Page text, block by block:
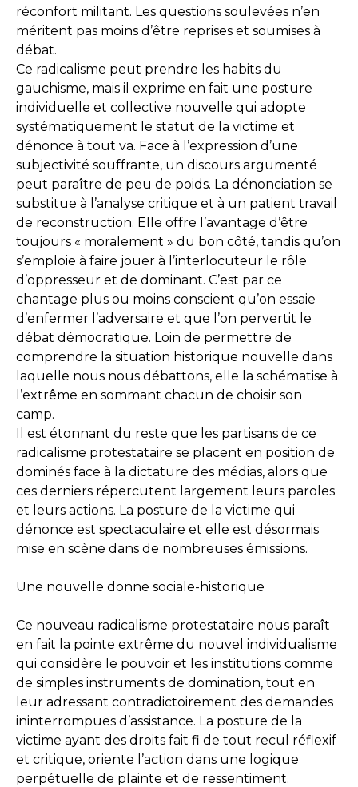
réconfort militant. Les questions soulevées n’en
méritent pas moins d’être reprises et soumises à
débat.
Ce radicalisme peut prendre les habits du
gauchisme, mais il exprime en fait une posture
individuelle et collective nouvelle qui adopte
systématiquement le statut de la victime et
dénonce à tout va. Face à l’expression d’une
subjectivité souffrante, un discours argumenté
peut paraître de peu de poids. La dénonciation se
substitue à l’analyse critique et à un patient travail
de reconstruction. Elle offre l’avantage d’être
toujours « moralement » du bon côté, tandis qu’on
s’emploie à faire jouer à l’interlocuteur le rôle
d’oppresseur et de dominant. C’est par ce
chantage plus ou moins conscient qu’on essaie
d’enfermer l’adversaire et que l’on pervertit le
débat démocratique. Loin de permettre de
comprendre la situation historique nouvelle dans
laquelle nous nous débattons, elle la schématise à
l’extrême en sommant chacun de choisir son
camp.
Il est étonnant du reste que les partisans de ce
radicalisme protestataire se placent en position de
dominés face à la dictature des médias, alors que
ces derniers répercutent largement leurs paroles
et leurs actions. La posture de la victime qui
dénonce est spectaculaire et elle est désormais
mise en scène dans de nombreuses émissions.
Une nouvelle donne sociale-historique
Ce nouveau radicalisme protestataire nous paraît
en fait la pointe extrême du nouvel individualisme
qui considère le pouvoir et les institutions comme
de simples instruments de domination, tout en
leur adressant contradictoirement des demandes
ininterrompues d’assistance. La posture de la
victime ayant des droits fait fi de tout recul réflexif
et critique, oriente l’action dans une logique
perpétuelle de plainte et de ressentiment.